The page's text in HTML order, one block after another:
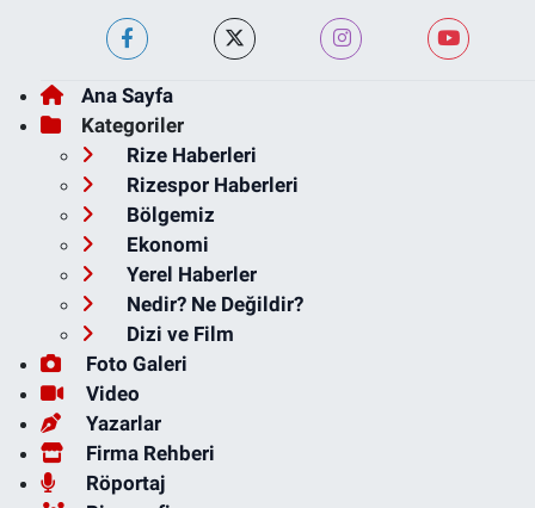
Ana Sayfa
Kategoriler
Rize Haberleri
Rizespor Haberleri
Bölgemiz
Ekonomi
Yerel Haberler
Nedir? Ne Değildir?
Dizi ve Film
Foto Galeri
Video
Yazarlar
Firma Rehberi
Röportaj